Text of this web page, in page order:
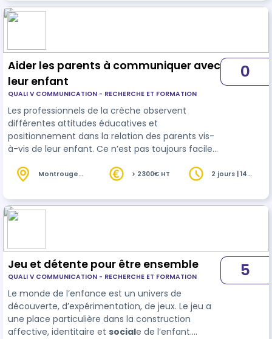
Aider les parents à communiquer avec
leur enfant
QUALI V COMMUNICATION - RECHERCHE ET FORMATION
Les professionnels de la crèche observent
différentes attitudes éducatives et
positionnement dans la relation des parents vis-
à-vis de leur enfant. Ce n’est pas toujours facile
faire. Chaque parent fait un peu ce qu’il peut
l’éducation positive, Internet, les méthodes
éducatives actuelles les parents peuvent être en
0
Montrouge
> 2300€ HT
2 jours | 14
Jeu et détente pour être ensemble
QUALI V COMMUNICATION - RECHERCHE ET FORMATION
Le monde de l’enfance est un univers de
découverte, d’expérimentation, de jeux. Le jeu a
une place particulière dans la construction
affective, identitaire et sociale de l’enfant.
5